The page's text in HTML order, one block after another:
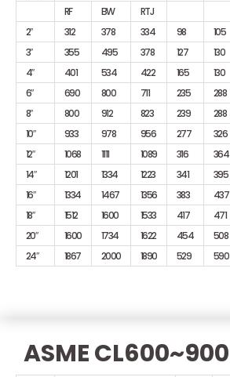
RF
BW RTJ
2″
312 378 334 98 105
3″
355 495 378 127 130
4″
401 534 422 165 130
6″
690 800 711 235 288
8″
800 912 823 239 288
10″
933 978 956 277 326
12″
1068 1111 1089 316 364
14″
1201 1334 1223 341 395
16″
1334 1467 1356 383 437
18″
1512 1600 1533 417 471
20″
1600 1734 1622 454 508
24″
1867 2000 1890 529 590
ASME CL600~900